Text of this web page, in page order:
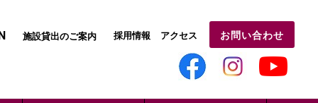
施設貸出のご案内 採用情報 アクセス お問い合わせ